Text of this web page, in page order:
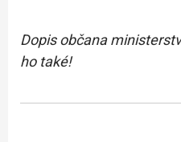
Dopis občana
ho také!